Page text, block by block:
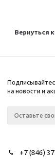
Вернуться
на новости и
+7 (846)